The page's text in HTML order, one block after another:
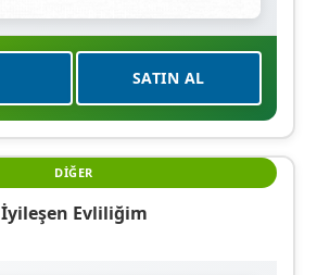
SATIN AL
DIĞER
İyileşen Evliliğim